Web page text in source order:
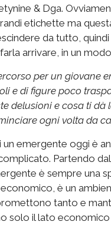
& Dga.
etichette ma
da tutto,
arrivare, in un
per un giovane
e di figure poco
delusioni e cosa ti dà
ogni volta da
emergente oggi è
Partendo
è sempre una
è un
tanto e
solo il lato